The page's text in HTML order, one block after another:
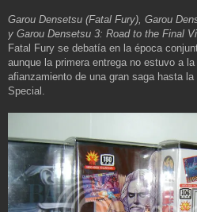
Garou Densetsu (Fatal Fury), Garou
y Garou Densetsu 3: Road to the Final
Fatal Fury se debatía en la época
aunque la primera entrega no estuvo a
afianzamiento de una gran saga hasta
Special.